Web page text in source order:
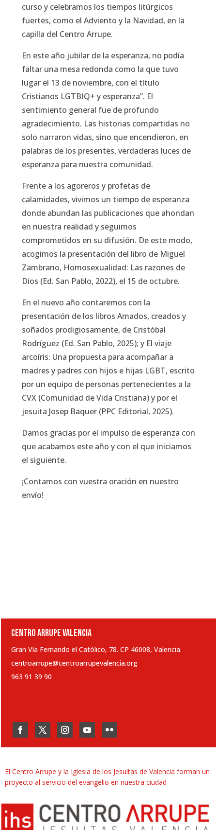
curso y celebramos los tiempos litúrgicos
fuertes, como el Adviento y la Navidad, en la
capilla del Centro Arrupe.
En este año jubilar de la esperanza, no podía
faltar una mesa redonda como la que tuvo
lugar el 13 de noviembre, con el título
Cristianos LGTBIQ+ y esperanza”. El
sentimiento general fue de profundo
agradecimiento. Las historias compartidas no
solo narraron vidas, sino que encendieron, en
palabras de los presentes, verdaderas luces de
esperanza para nuestra comunidad.
Frente a los agoreros y profetas de
calamidades, vivimos un tiempo de esperanza
donde abundan las publicaciones que ahondan
en nuestra realidad y seguimos
comprometidos en su difusión. De este modo,
acogimos la presentación del libro de Miguel
Zambrano, Homosexualidad: Las razones de
Dios (Ed. San Pablo, 2022), el 15 de octubre.
En el nuevo año contaremos con la
presentación de los libros Amados, creados y
soñados prodigiosamente, de Cristóbal
Rodríguez (Ed. San Pablo, 2025); y El viaje
arcoíris: Una propuesta para acompañar a
madres y padres con hijos e hijas LGBT, escrito
por un equipo de personas pertenecientes a la
CVX (Comunidad de Vida Cristiana) y por el
jesuita Josep Baquer (PPC Editorial, 2025).
Damos gracias por el impulso de esperanza con
que acabamos este año y con el que iniciamos
el siguiente.
¡Contamos con vuestra oración en nuestro
envío!
CENTRO ARRUPE VALENCIA
Gran Vía Fernando el Católico, 78. CP 46008, Valencia.
centroarrupe@centroarrupevalencia.org
963 91 39 90
El Centro Arrupe y la Iglesia de los Jesuitas de Valencia forman un
proyecto al servicio del evangelio en nuestra ciudad